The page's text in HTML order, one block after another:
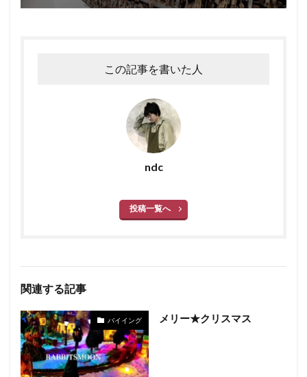
この記事を書いた人
ndc
投稿一覧へ
関連する記事
バイイング メリー★クリスマス